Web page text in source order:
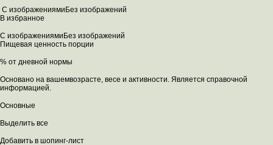
С изображениямиБез изображений
В избранное
С изображениямиБез изображений
Пищевая ценность порции
% от дневной нормы
Основано на вашемвозрасте, весе и активности. Является справочной
информацией.
Основные
Выделить все
Добавить в шопинг-лист